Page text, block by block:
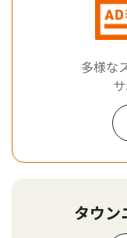
多様な
タウン